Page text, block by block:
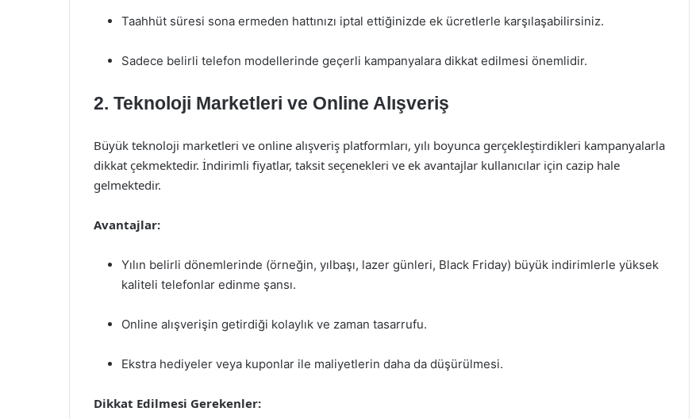
Taahhüt süresi sona ermeden hattınızı iptal ettiğinizde ek ücretlerle karşılaşabilirsiniz.
Sadece belirli telefon modellerinde geçerli kampanyalara dikkat edilmesi önemlidir.
2. Teknoloji Marketleri ve Online Alışveriş
Büyük teknoloji marketleri ve online alışveriş platformları, yılı boyunca gerçekleştirdikleri kampanyalarla
dikkat çekmektedir. İndirimli fiyatlar, taksit seçenekleri ve ek avantajlar kullanıcılar için cazip hale
gelmektedir.
Avantajlar:
Yılın belirli dönemlerinde (örneğin, yılbaşı, lazer günleri, Black Friday) büyük indirimlerle yüksek
kaliteli telefonlar edinme şansı.
Online alışverişin getirdiği kolaylık ve zaman tasarrufu.
Ekstra hediyeler veya kuponlar ile maliyetlerin daha da düşürülmesi.
Dikkat Edilmesi Gerekenler: